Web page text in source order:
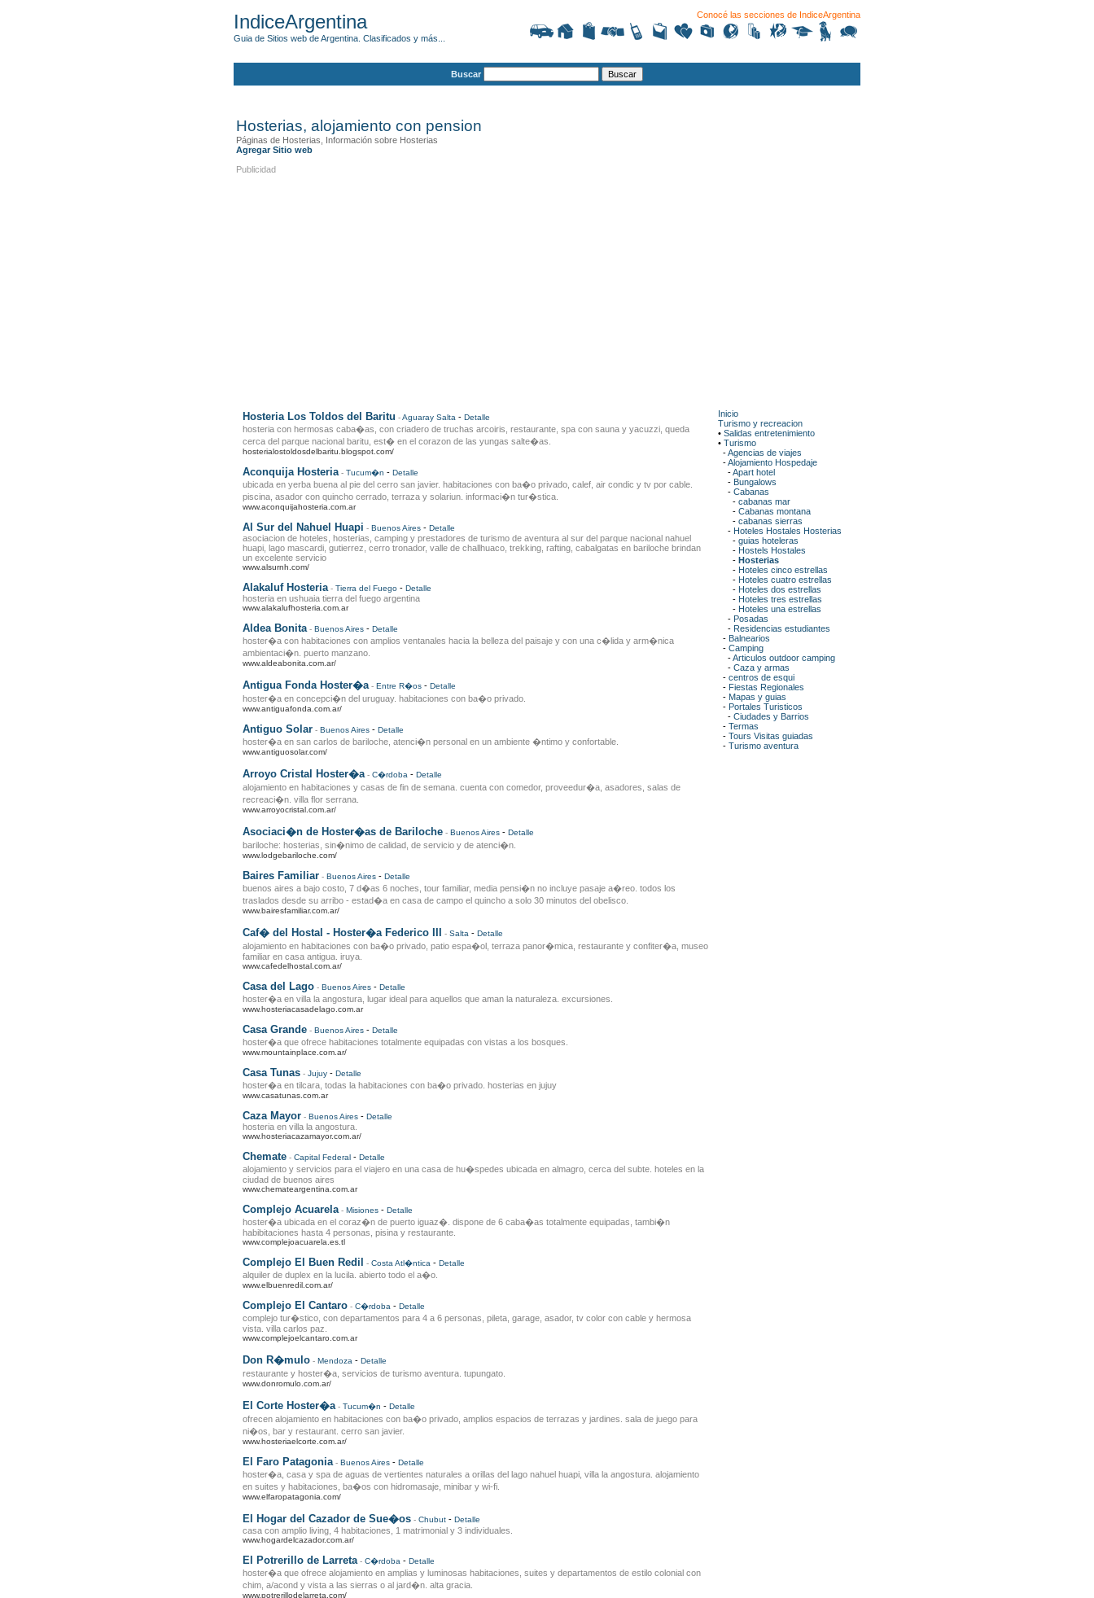
IndiceArgentina
Guia de Sitios web de Argentina. Clasificados y más...
Conocé las secciones de IndiceArgentina
Buscar
Hosterias, alojamiento con pension
Páginas de Hosterias, Información sobre Hosterias
Agregar Sitio web
Publicidad
Hosteria Los Toldos del Baritu -Aguaray Salta - Detalle
hosteria con hermosas caba�as, con criadero de truchas arcoiris, restaurante, spa con sauna y yacuzzi, queda
cerca del parque nacional baritu, est� en el corazon de las yungas salte�as.
hosterialostoldosdelbaritu.blogspot.com/
Aconquija Hosteria - Tucum�n - Detalle
ubicada en yerba buena al pie del cerro san javier. habitaciones con ba�o privado, calef, air condic y tv por cable.
piscina, asador con quincho cerrado, terraza y solariun. informaci�n tur�stica.
www.aconquijahosteria.com.ar
Al Sur del Nahuel Huapi - Buenos Aires - Detalle
asociacion de hoteles, hosterias, camping y prestadores de turismo de aventura al sur del parque nacional nahuel
huapi, lago mascardi, gutierrez, cerro tronador, valle de challhuaco, trekking, rafting, cabalgatas en bariloche brindan
un excelente servicio
www.alsurnh.com/
Alakaluf Hosteria - Tierra del Fuego - Detalle
hosteria en ushuaia tierra del fuego argentina
www.alakalufhosteria.com.ar
Aldea Bonita - Buenos Aires - Detalle
hoster�a con habitaciones con amplios ventanales hacia la belleza del paisaje y con una c�lida y arm�nica
ambientaci�n. puerto manzano.
www.aldeabonita.com.ar/
Antigua Fonda Hoster�a - Entre R�os - Detalle
hoster�a en concepci�n del uruguay. habitaciones con ba�o privado.
www.antiguafonda.com.ar/
Antiguo Solar - Buenos Aires - Detalle
hoster�a en san carlos de bariloche, atenci�n personal en un ambiente �ntimo y confortable.
www.antiguosolar.com/
Arroyo Cristal Hoster�a - C�rdoba - Detalle
alojamiento en habitaciones y casas de fin de semana. cuenta con comedor, proveedur�a, asadores, salas de
recreaci�n. villa flor serrana.
www.arroyocristal.com.ar/
Asociaci�n de Hoster�as de Bariloche - Buenos Aires - Detalle
bariloche: hosterias, sin�nimo de calidad, de servicio y de atenci�n.
www.lodgebariloche.com/
Baires Familiar - Buenos Aires - Detalle
buenos aires a bajo costo, 7 d�as 6 noches, tour familiar, media pensi�n no incluye pasaje a�reo. todos los
traslados desde su arribo - estad�a en casa de campo el quincho a solo 30 minutos del obelisco.
www.bairesfamiliar.com.ar/
Caf� del Hostal - Hoster�a Federico III - Salta - Detalle
alojamiento en habitaciones con ba�o privado, patio espa�ol, terraza panor�mica, restaurante y confiter�a, museo
familiar en casa antigua. iruya.
www.cafedelhostal.com.ar/
Casa del Lago - Buenos Aires - Detalle
hoster�a en villa la angostura, lugar ideal para aquellos que aman la naturaleza. excursiones.
www.hosteriacasadelago.com.ar
Casa Grande - Buenos Aires - Detalle
hoster�a que ofrece habitaciones totalmente equipadas con vistas a los bosques.
www.mountainplace.com.ar/
Casa Tunas - Jujuy - Detalle
hoster�a en tilcara, todas la habitaciones con ba�o privado. hosterias en jujuy
www.casatunas.com.ar
Caza Mayor - Buenos Aires - Detalle
hosteria en villa la angostura.
www.hosteriacazamayor.com.ar/
Chemate - Capital Federal - Detalle
alojamiento y servicios para el viajero en una casa de hu�spedes ubicada en almagro, cerca del subte. hoteles en la
ciudad de buenos aires
www.chemateargentina.com.ar
Complejo Acuarela - Misiones - Detalle
hoster�a ubicada en el coraz�n de puerto iguaz�. dispone de 6 caba�as totalmente equipadas, tambi�n
habibitaciones hasta 4 personas, pisina y restaurante.
www.complejoacuarela.es.tl
Complejo El Buen Redil - Costa Atl�ntica - Detalle
alquiler de duplex en la lucila. abierto todo el a�o.
www.elbuenredil.com.ar/
Complejo El Cantaro - C�rdoba - Detalle
complejo tur�stico, con departamentos para 4 a 6 personas, pileta, garage, asador, tv color con cable y hermosa
vista. villa carlos paz.
www.complejoelcantaro.com.ar
Don R�mulo - Mendoza - Detalle
restaurante y hoster�a, servicios de turismo aventura. tupungato.
www.donromulo.com.ar/
El Corte Hoster�a - Tucum�n - Detalle
ofrecen alojamiento en habitaciones con ba�o privado, amplios espacios de terrazas y jardines. sala de juego para
ni�os, bar y restaurant. cerro san javier.
www.hosteriaelcorte.com.ar/
El Faro Patagonia - Buenos Aires - Detalle
hoster�a, casa y spa de aguas de vertientes naturales a orillas del lago nahuel huapi, villa la angostura. alojamiento
en suites y habitaciones, ba�os con hidromasaje, minibar y wi-fi.
www.elfaropatagonia.com/
El Hogar del Cazador de Sue�os - Chubut - Detalle
casa con amplio living, 4 habitaciones, 1 matrimonial y 3 individuales.
www.hogardelcazador.com.ar/
El Potrerillo de Larreta - C�rdoba - Detalle
hoster�a que ofrece alojamiento en amplias y luminosas habitaciones, suites y departamentos de estilo colonial con
chim, a/acond y vista a las sierras o al jard�n. alta gracia.
www.potrerillodelarreta.com/
Inicio
Turismo y recreacion
• Salidas entretenimiento
• Turismo
-Agencias de viajes
-Alojamiento Hospedaje
-Apart hotel
- Bungalows
- Cabanas
- cabanas mar
- Cabanas montana
- cabanas sierras
- Hoteles Hostales Hosterias
- guias hoteleras
- Hostels Hostales
- Hosterias
- Hoteles cinco estrellas
- Hoteles cuatro estrellas
- Hoteles dos estrellas
- Hoteles tres estrellas
- Hoteles una estrellas
- Posadas
- Residencias estudiantes
- Balnearios
- Camping
-Articulos outdoor camping
- Caza y armas
- centros de esqui
- Fiestas Regionales
- Mapas y guias
- Portales Turisticos
- Ciudades y Barrios
- Termas
- Tours Visitas guiadas
- Turismo aventura